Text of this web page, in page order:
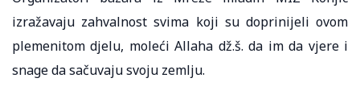
izražavaju zahvalnost svima koji su doprinijeli ovom
plemenitom djelu, moleći Allaha dž.š. da im da vjere i
snage da sačuvaju svoju zemlju.